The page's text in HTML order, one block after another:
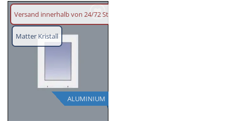
Versand innerhalb von 24/72 Stunden
ALUMINIUM
Matter Kristall
Wunschliste
hinzufügen